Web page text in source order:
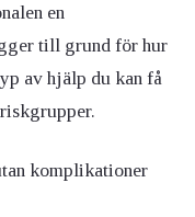
en
till grund för hur
av hjälp du kan få
komplikationer